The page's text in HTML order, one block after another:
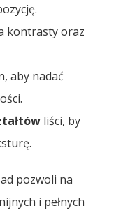
kontrasty oraz
aby nadać
liści, by
pozwoli na
i pełnych